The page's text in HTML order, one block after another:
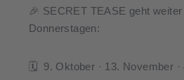
🎉 SECRET TEASE geht
Donnerstagen:
🗓 9. Oktober · 13. November ·